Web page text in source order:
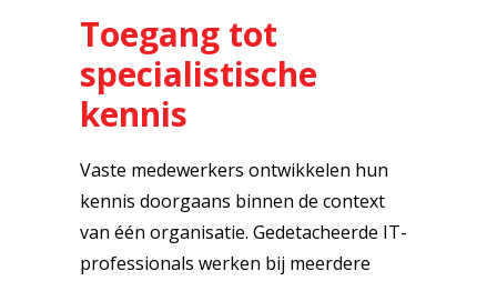
Toegang tot
specialistische
kennis
Vaste medewerkers ontwikkelen hun
kennis doorgaans binnen de context
van één organisatie. Gedetacheerde IT-
professionals werken bij meerdere